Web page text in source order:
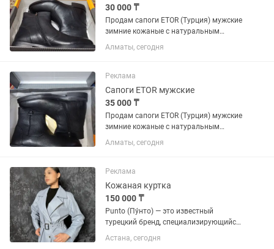
30 000 ₸
Продам сапоги ETOR (Турция) мужские
зимние кожаные с натуральным
мехом. Сразу после покупки
поторопились подбить каблук, затем
Алматы, сегодня
Реклама
Сапоги ETOR мужские
35 000 ₸
Продам сапоги ETOR (Турция) мужские
зимние кожаные с натуральным
мехом.
Алматы, сегодня
Реклама
Кожаная куртка
150 000 ₸
Punto (Пу́нто) — это известный
турецкий бренд, специализирующийся
на производстве премиальной верхней
одежды из натуральной кожи и меха
Астана, сегодня